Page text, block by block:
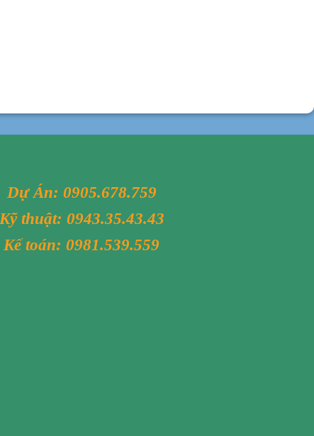
Dự Án: 0905.678.759
Kỹ thuật: 0943.35.43.43
Kế toán:0981.539.559